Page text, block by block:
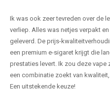
Ik was ook zeer tevreden over de
verliep. Alles was netjes verpakt
geleverd. De prijs-
een premium e-sigaret krijgt die
prestaties levert. Ik zou deze vape
een combinatie zoekt van
Een uitstekende keuze!